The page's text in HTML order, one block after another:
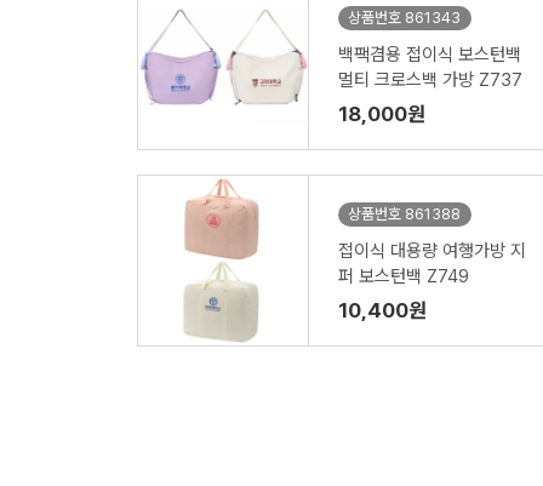
상품번호 861343
백팩겸용 접이식 보스턴백
멀티 크로스백 가방 Z737
18,000원
상품번호 861388
접이식 대용량 여행가방 지
퍼 보스턴백 Z749
10,400원